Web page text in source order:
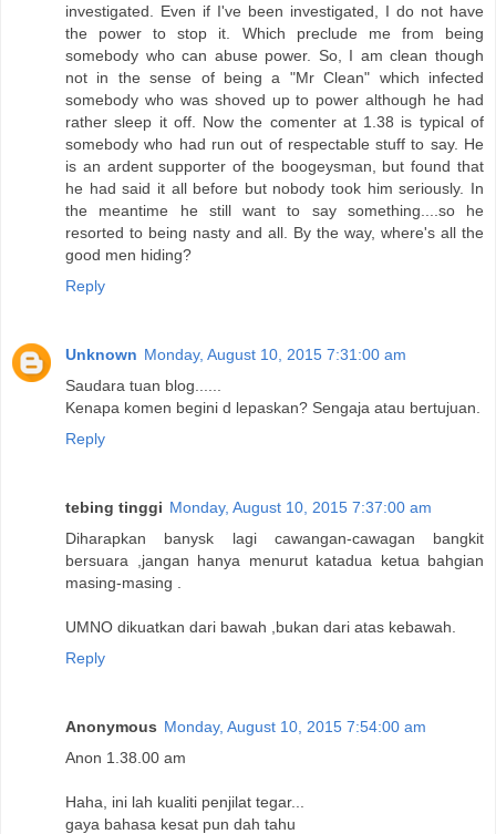
investigated. Even if I've been investigated, I do not have
the power to stop it. Which preclude me from being
somebody who can abuse power. So, I am clean though
not in the sense of being a "Mr Clean" which infected
somebody who was shoved up to power although he had
rather sleep it off. Now the comenter at 1.38 is typical of
somebody who had run out of respectable stuff to say. He
is an ardent supporter of the boogeysman, but found that
he had said it all before but nobody took him seriously. In
the meantime he still want to say something....so he
resorted to being nasty and all. By the way, where's all the
good men hiding?
Reply
Unknown Monday, August 10, 2015 7:31:00 am
Saudara tuan blog......
Kenapa komen begini d lepaskan? Sengaja atau bertujuan.
Reply
tebing tinggi Monday, August 10, 2015 7:37:00 am
Diharapkan banysk lagi cawangan-cawagan bangkit
bersuara ,jangan hanya menurut katadua ketua bahgian
masing-masing .
UMNO dikuatkan dari bawah ,bukan dari atas kebawah.
Reply
Anonymous Monday, August 10, 2015 7:54:00 am
Anon 1.38.00 am
Haha, ini lah kualiti penjilat tegar...
gaya bahasa kesat pun dah tahu